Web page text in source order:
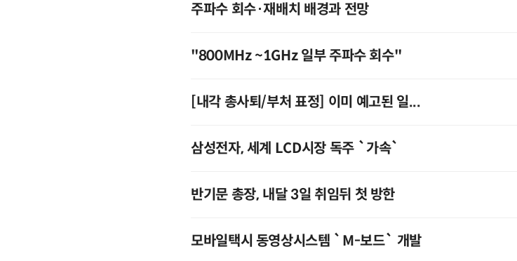
주파수 회수·재배치 배경과 전망
"800MHz ~1GHz 일부 주파수 회수"
[내각 총사퇴/부처 표정] 이미 예고된 일...
삼성전자, 세계 LCD시장 독주 `가속`
반기문 총장, 내달 3일 취임뒤 첫 방한
모바일택시 동영상시스템 `M­-보드` 개발